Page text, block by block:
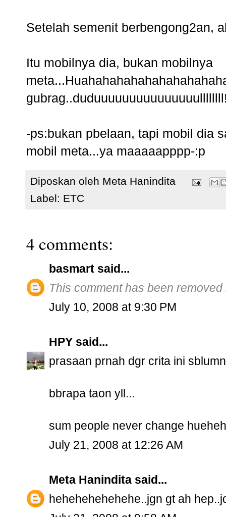
Setelah semenit berbengong2an,
Itu mobilnya dia, bukan mobilnya
-ps:bukan pbelaan, tapi mobil dia
mobil meta...ya maaaaapppp-:p
Diposkan oleh Meta Hanindita
Label: ETC
4 comments:
basmart said...
This comment has been removed
July 10, 2008 at 9:30 PM
HPY said...
prasaan prnah dgr crita ini
bbrapa taon yll...
sum people never change
July 21, 2008 at 12:26 AM
Meta Hanindita said...
hehehehehehehe..jgn gt ah